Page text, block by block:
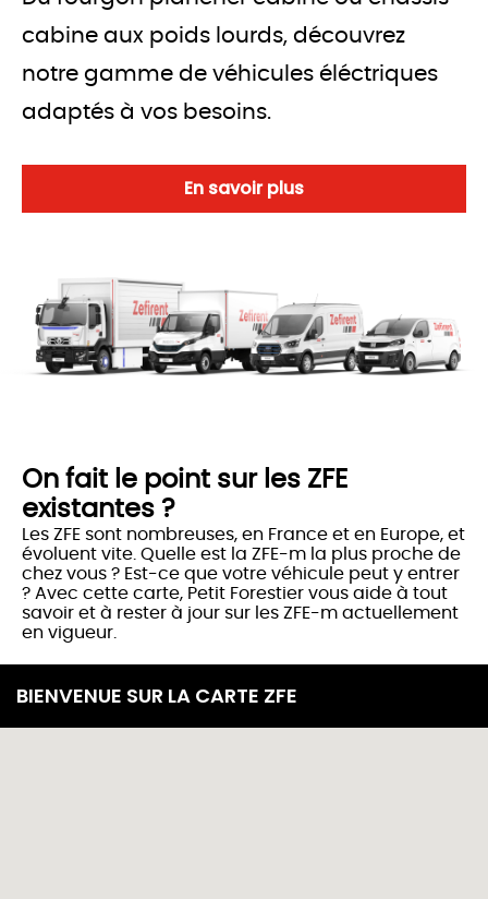
cabine aux poids lourds, découvrez
notre gamme de véhicules éléctriques
adaptés à vos besoins.
En savoir plus
On fait le point sur les ZFE
existantes ?
Les ZFE sont nombreuses, en France et en Europe, et
évoluent vite. Quelle est la ZFE-m la plus proche de
chez vous ? Est-ce que votre véhicule peut y entrer
? Avec cette carte, Petit Forestier vous aide à tout
savoir et à rester à jour sur les ZFE-m actuellement
en vigueur.
Retourner à la carte de l’Europe
BIENVENUE SUR LA CARTE ZFE